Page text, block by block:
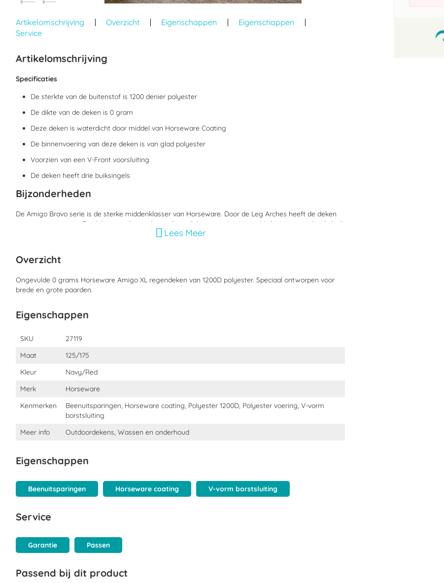
naar
het
begin
de
gallerij
Artikelomschrijving Overzicht Eigenschappen
Eigenschappen
Service
Artikelomschrijving
Specificaties
De sterkte van de buitenstof is 1200 denier polyester
De dikte van de deken is 0 gram
Deze deken is waterdicht door middel van Horseware Coating
De binnenvoering van deze deken is van glad polyester
Voorzien van een V-Front voorsluiting
De deken heeft drie buiksingels
Bijzonderheden
De Amigo Bravo serie is de sterke middenklasser van Horseware. Door de Leg Arches heeft de deken
een mooie pasvorm. De deken wordt aan de voorkant dicht gemaakt via een V-sluiting en onder de buik
met behulp van drie buiksingels. De deken is voorzien van een staartflap en een staartiem. Deze deken
Maatadvies voor dekens
Twijfel je welke maat deken jouw paard nodig heeft? Lees dan onzeblog met uitgebreid maatadvies.
Lees Meer
Overzicht
Ongevulde 0 grams Horseware Amigo XL regendeken van 1200D polyester. Speciaal ontworpen voor
brede en grote paarden.
Eigenschappen
Eigenschappen
SKU
27119
Maat
125/175
Kleur
Navy/Red
Merk
Horseware
Kenmerken
Beenuitsparingen, Horseware coating, Polyester 1200D, Polyester voering, V-vorm
borstsluiting
Meer info
Outdoordekens, Wassen en onderhoud
Eigenschappen
Beenuitsparingen Horseware coating V-vorm borstsluiting
Service
Garantie Passen
Passend bij dit product